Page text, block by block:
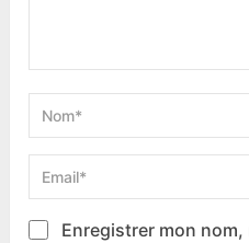
Enregistrer mon